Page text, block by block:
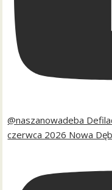
@naszanowadeba
czerwca 2026 Nowa